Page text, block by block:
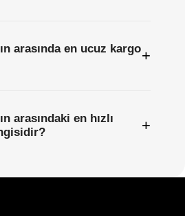
arasında en ucuz kargo+
arasındaki en hızlı
+